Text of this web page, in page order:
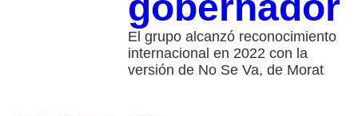
El grupo alcanzó reconocimiento
internacional en 2022 con la
versión de No Se Va, de Morat